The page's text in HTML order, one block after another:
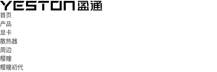
首页
产品
显卡
散热器
周边
樱瞳
樱瞳初代